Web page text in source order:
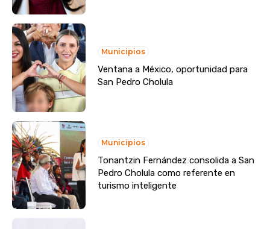
Municipios
Ventana a México, oportunidad para
San Pedro Cholula
Municipios
Tonantzin Fernández consolida a San
Pedro Cholula como referente en
turismo inteligente